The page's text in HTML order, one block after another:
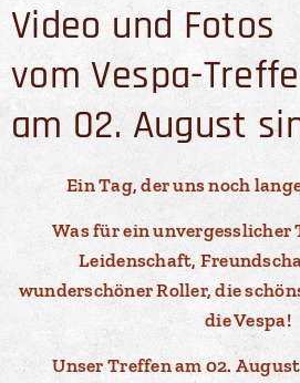
Video und Fotos
vom Vespa-
am 02. August
Ein Tag, der uns noch
Was für ein unvergesslicher
Leidenschaft,
wunderschöner Roller, die
die Vespa!
Unser Treffen am 02.